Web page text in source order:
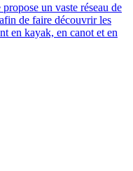
un vaste réseau de
de faire découvrir les
en kayak, en canot et en